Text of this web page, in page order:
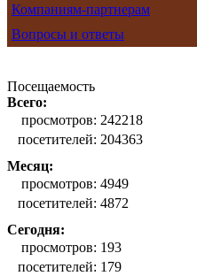
Компаниям-партнерам
Вопросы и ответы
Посещаемость
Всего:
просмотров: 242218
посетителей: 204363
Месяц:
просмотров: 4949
посетителей: 4872
Сегодня:
просмотров: 193
посетителей: 179